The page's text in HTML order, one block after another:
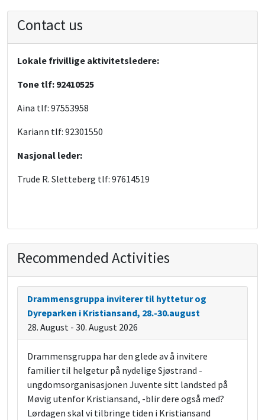
Contact us
Lokale frivillige aktivitetsledere:
Tone tlf: 92410525
Aina tlf: 97553958
Kariann tlf: 92301550
Nasjonal leder:
Trude R. Sletteberg tlf: 97614519
Recommended Activities
Drammensgruppa inviterer til hyttetur og
Dyreparken i Kristiansand, 28.-30.august
28. August - 30. August 2026
Drammensgruppa har den glede av å invitere
familier til helgetur på nydelige Sjøstrand -
ungdomsorganisasjonen Juvente sitt landsted på
Møvig utenfor Kristiansand, -blir dere også med?
Lørdagen skal vi tilbringe tiden i Kristiansand